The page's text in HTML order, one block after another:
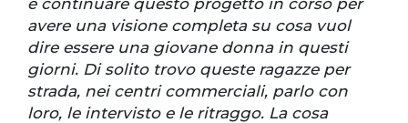
avere una visione completa su cosa vuol
dire essere una giovane donna in questi
giorni. Di solito trovo queste ragazze per
strada, nei centri commerciali, parlo con
loro, le intervisto e le ritraggo. La cosa